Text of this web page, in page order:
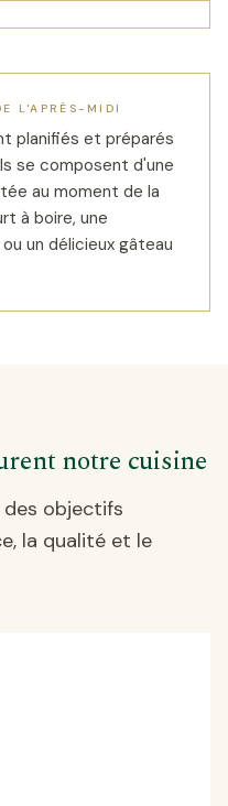
L'APRÈS-MIDI
planifiés et préparés
se composent d'une
au moment de la
à boire, une
un délicieux gâteau
notre cuisine
des objectifs
la qualité et le